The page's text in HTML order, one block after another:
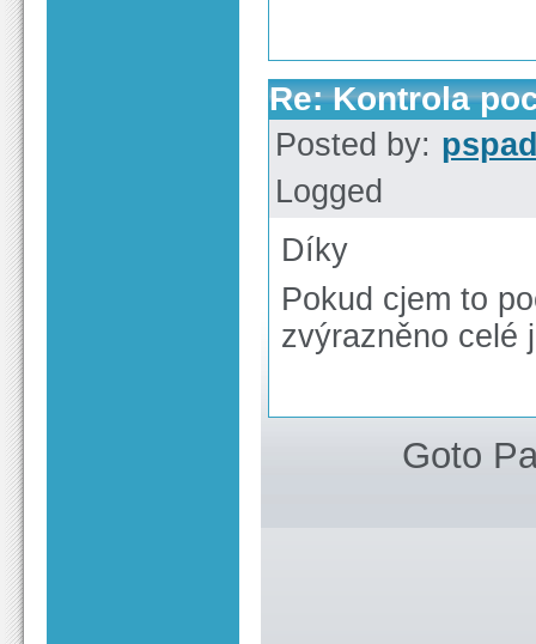
Re: Kontrola
Posted by:
Logged
Díky
Pokud cjem to
zvýrazněno celé
Goto